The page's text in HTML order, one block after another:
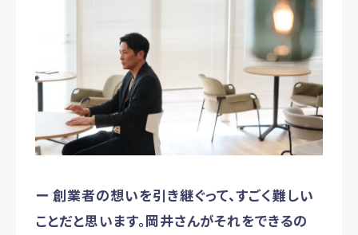
ー 創業者の想いを引き継ぐって、すごく難しい
ことだと思います。岡井さんがそれをできるの